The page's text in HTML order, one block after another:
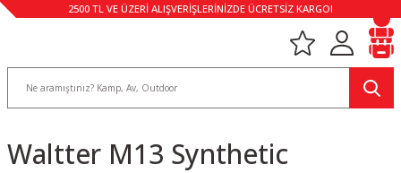
2500 TL VE ÜZERİ ALIŞVERİŞLERİNİZDE ÜCRETSİZ KARGO!
Waltter M13 Synthetic